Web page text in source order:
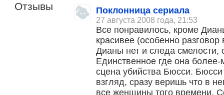
Отзывы Поклонница сериала
27 августа 2008 года, 21:53
Все понравилось, кроме
красивее (особенно
Дианы нет и следа
Единственное где она
сцена убийства Бюсси.
взгляд, сразу веришь что в
все женщины того времени.